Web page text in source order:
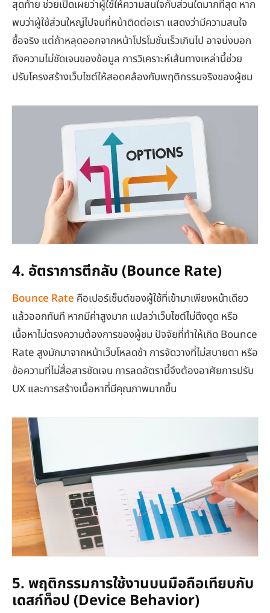
สุดท้าย ช่วยเปิดเผยว่าผู้ใช้ให้ความสนใจกับส่วนใดมากที่สุด หาก
พบว่าผู้ใช้ส่วนใหญ่ไปจบที่หน้าติดต่อเรา แสดงว่ามีความสนใจ
ซื้อจริง แต่ถ้าหลุดออกจากหน้าโปรโมชั่นเร็วเกินไป อาจบ่งบอก
ถึงความไม่ชัดเจนของข้อมูล การวิเคราะห์เส้นทางเหล่านี้ช่วย
ปรับโครงสร้างเว็บไซต์ให้สอดคล้องกับพฤติกรรมจริงของผู้ชม
4. อัตราการตีกลับ (Bounce Rate)
Bounce Rate คือเปอร์เซ็นต์ของผู้ใช้ที่เข้ามาเพียงหน้าเดียว
แล้วออกทันที หากมีค่าสูงมาก แปลว่าเว็บไซต์ไม่ดึงดูด หรือ
เนื้อหาไม่ตรงความต้องการของผู้ชม ปัจจัยที่ทำให้เกิด Bounce
Rate สูงมักมาจากหน้าเว็บโหลดช้า การจัดวางที่ไม่สบายตา หรือ
ข้อความที่ไม่สื่อสารชัดเจน การลดอัตรานี้จึงต้องอาศัยการปรับ
UX และการสร้างเนื้อหาที่มีคุณภาพมากขึ้น
5. พฤติกรรมการใช้งานบนมือถือเทียบกับ
เดสก์ท็อป (Device Behavior)